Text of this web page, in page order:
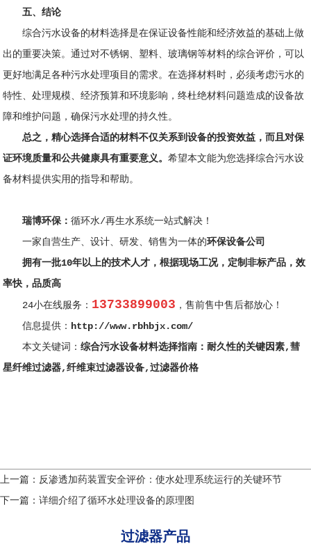
五、结论
综合污水设备的材料选择是在保证设备性能和经济效益的基础上做
出的重要决策。通过对不锈钢、塑料、玻璃钢等材料的综合评价，可以
更好地满足各种污水处理项目的需求。在选择材料时，必须考虑污水的
特性、处理规模、经济预算和环境影响，终杜绝材料问题造成的设备故
障和维护问题，确保污水处理的持久性。
总之，精心选择合适的材料不仅关系到设备的投资效益，而且对保
证环境质量和公共健康具有重要意义。希望本文能为您选择综合污水设
备材料提供实用的指导和帮助。
瑞博环保：循环水/再生水系统一站式解决！
一家自营生产、设计、研发、销售为一体的环保设备公司
拥有一批10年以上的技术人才，根据现场工况，定制非标产品，效
率快，品质高
24小在线服务： 13733899003 ，售前售中售后都放心！
信息提供： http://www.rbhbjx.com/
本文关键词：综合污水设备材料选择指南：耐久性的关键因素,彗
星纤维过滤器,纤维束过滤器设备,过滤器价格
上一篇： 反渗透加药装置安全评价：使水处理系统运行的关键环节
下一篇： 详细介绍了循环水处理设备的原理图
过滤器产品